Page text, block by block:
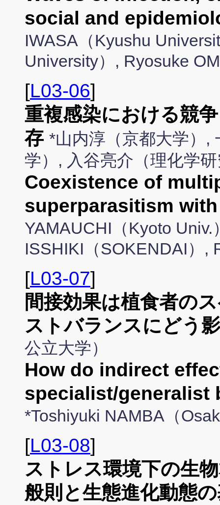
social and
IWASA（Kyushu
University）, Ryosuke
[L03-06]
重複感染における競
存 *山内淳（京都大学）,
学）, 入谷亮介（理化学
Coexistence of
superparasitism
YAMAUCHI（Kyoto Univ.
ISSHIKI（SOKENDAI）,
[L03-07]
間接効果は植食者の
ストバランスにどう
公立大学）
How do indirect
specialist/generalist
*Toshiyuki NAMBA（
[L03-08]
ストレス環境下の生
般則と生態進化動態